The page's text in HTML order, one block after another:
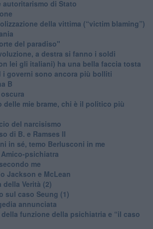
di Stato
della vittima (“victim blaming”)
del paradiso"
a destra si fanno i soldi
lei gli italiani) ha una bella faccia tosta
i governi sono ancora più bolliti
B
delle mie brame, chi è il politico più
del narcisismo
di B. e Ramses II
in sé, temo Berlusconi in me
psichiatra
me
Jackson e McLean
Verità (2)
sul caso Seung (1)
annunciata
funzione della psichiatria e “il caso